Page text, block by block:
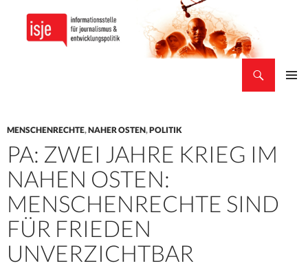
MENSCHENRECHTE,NAHER OSTEN,POLITIK
PA: ZWEI JAHRE KRIEG IM
NAHEN OSTEN:
MENSCHENRECHTE SIND
FÜR FRIEDEN
UNVERZICHTBAR